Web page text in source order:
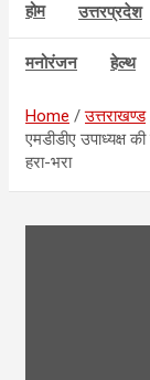
होम उत्तरप्रदेश
मनोरंजन हेल्थ
Home
उत्तराखण्ड
एमडीडीए उपाध्यक्ष
हरा-भरा